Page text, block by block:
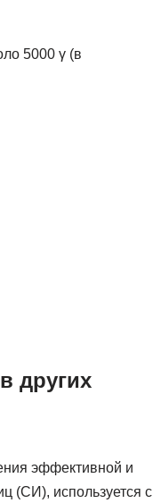
5000 γ (в
других
эффективной и
(СИ), используется с